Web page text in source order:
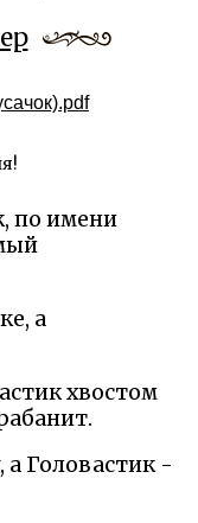
по имени
а
хвостом
Головастик -